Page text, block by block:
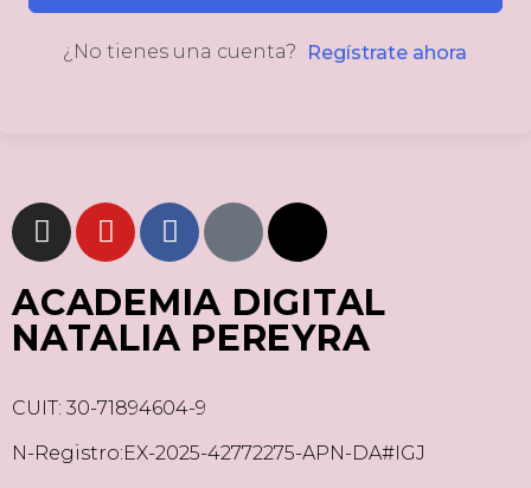
¿No tienes una cuenta? Regístrate ahora
ACADEMIA DIGITAL
NATALIA PEREYRA
CUIT: 30-71894604-9
N-Registro:EX-2025-42772275-APN-DA#IGJ